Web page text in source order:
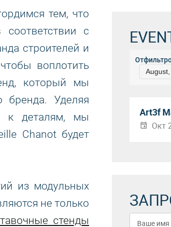
тем, что
с
строителей и
воплотить
который мы
бренда. Уделяя
к деталям, мы
Chanot будет
из модульных
не только
стенды
Art3f
Окт